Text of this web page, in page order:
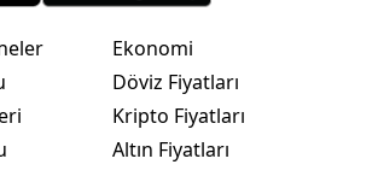
Ekonomi
Döviz Fiyatları
Kripto Fiyatları
Altın Fiyatları